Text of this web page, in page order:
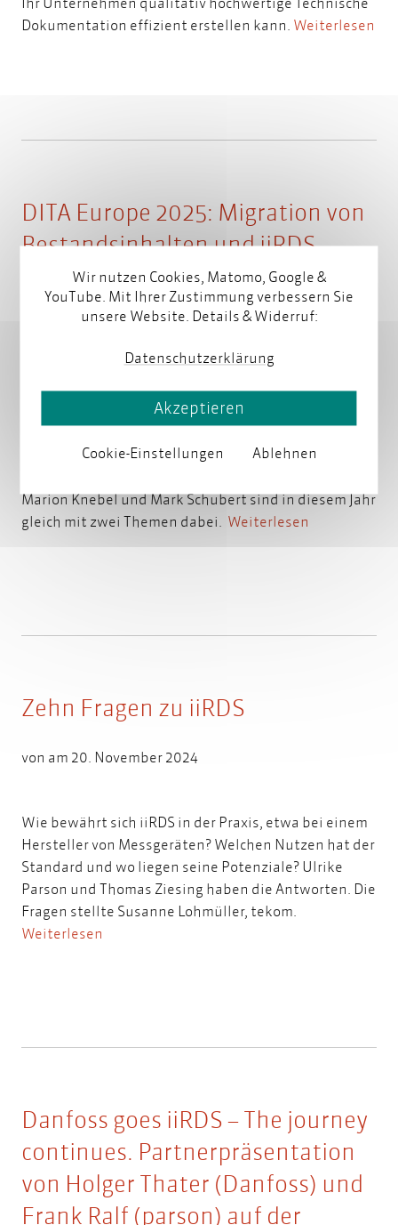
Dokumentation effizient erstellen kann. Weiterlesen
DITA Europe 2025: Migration von
Bestandsinhalten und iiRDS-
Content-Delivery aus DITA. Mit
Marion Knebel und Mark
16. Januar 2025
Treffen Sie uns auf der DITA Europe 2025, die vom 17.
Marion Knebel und Mark Schubert sind in diesem Jahr
gleich mit zwei Themen dabei. Weiterlesen
Zehn Fragen zu iiRDS
von am 20. November 2024
Wie bewährt sich iiRDS in der Praxis, etwa bei einem
Hersteller von Messgeräten? Welchen Nutzen hat der
Standard und wo liegen seine Potenziale? Ulrike
Parson und Thomas Ziesing haben die Antworten. Die
Fragen stellte Susanne Lohmüller, tekom.
Weiterlesen
Danfoss goes iiRDS – The journey
continues. Partnerpräsentation
von Holger Thater (Danfoss) und
Frank Ralf (parson) auf der
Wir nutzen Cookies, Matomo, Google &
YouTube. Mit Ihrer Zustimmung verbessern Sie
unsere Website. Details & Widerruf:
Datenschutzerklärung
Cookie-Einstellungen Ablehnen
Akzeptieren